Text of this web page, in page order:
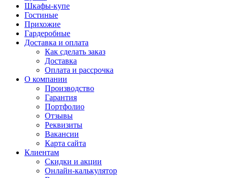
Шкафы-купе
Гостиные
Прихожие
Гардеробные
Доставка и оплата
Как сделать заказ
Доставка
Оплата и рассрочка
О компании
Производство
Гарантия
Портфолио
Отзывы
Реквизиты
Вакансии
Карта сайта
Клиентам
Скидки и акции
Онлайн-калькулятор